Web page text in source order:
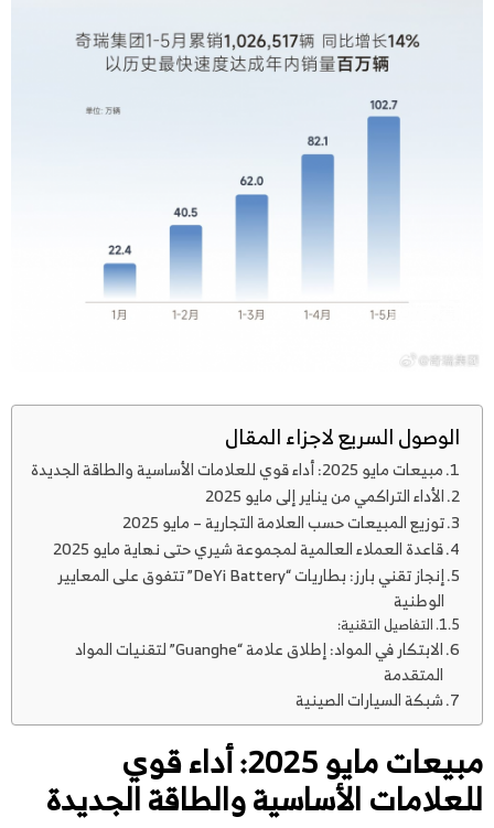
الوصول السريع لاجزاء المقال
مبيعات مايو 2025: أداء قوي للعلامات الأساسية والطاقة الجديدة
الأداء التراكمي من يناير إلى مايو 2025
توزيع المبيعات حسب العلامة التجارية – مايو 2025
قاعدة العملاء العالمية لمجموعة شيري حتى نهاية مايو 2025
إنجاز تقني بارز: بطاريات “DeYi Battery” تتفوق على المعايير
الوطنية
التفاصيل التقنية:
الابتكار في المواد: إطلاق علامة “Guanghe” لتقنيات المواد
المتقدمة
شبكة السيارات الصينية
مبيعات مايو 2025: أداء قوي
للعلامات الأساسية والطاقة الجديدة